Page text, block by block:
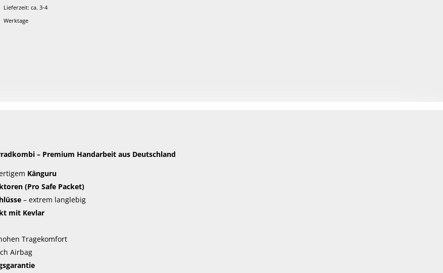
Lieferzeit: ca. 3-4
Werktage
– Premium Handarbeit aus Deutschland
Känguru
(Pro Safe Packet)
– extrem langlebig
mit Kevlar
Tragekomfort
Airbag